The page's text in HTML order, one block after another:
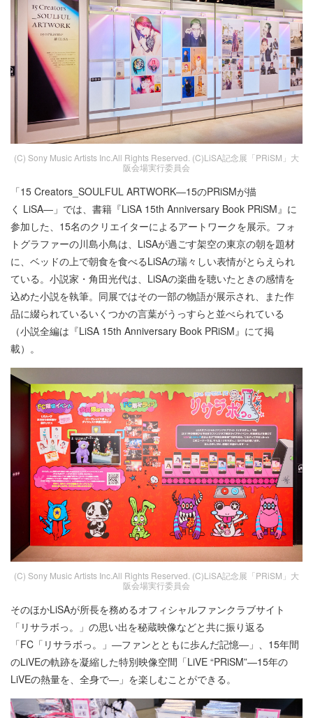
(C) Sony Music Artists Inc.All Rights Reserved. (C)LiSA記念展「PRiSM」大
阪会場実行委員会
「15 Creators_SOULFUL ARTWORK―15のPRiSMが描
く LiSA―」では、書籍『LiSA 15th Anniversary Book PRiSM』に
参加した、15名のクリエイターによるアートワークを展示。フォ
トグラファーの川島小鳥は、LiSAが過ごす架空の東京の朝を題材
に、ベッドの上で朝食を食べるLiSAの瑞々しい表情がとらえられ
ている。小説家・角田光代は、LiSAの楽曲を聴いたときの感情を
込めた小説を執筆。同展ではその一部の物語が展示され、また作
品に綴られているいくつかの言葉がうっすらと並べられている
（小説全編は『LiSA 15th Anniversary Book PRiSM』にて掲
載）。
(C) Sony Music Artists Inc.All Rights Reserved. (C)LiSA記念展「PRiSM」大
阪会場実行委員会
そのほかLiSAが所長を務めるオフィシャルファンクラブサイト
「リサラボっ。」の思い出を秘蔵映像などと共に振り返る
「FC「リサラボっ。」―ファンとともに歩んだ記憶―」、15年間
のLiVEの軌跡を凝縮した特別映像空間「LiVE “PRiSM”―15年の
LiVEの熱量を、全身で―」を楽しむことができる。